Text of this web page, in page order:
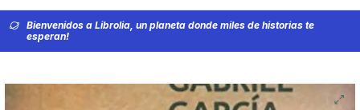
Bienvenidos a Librolia, un planeta donde miles de historias te
esperan!